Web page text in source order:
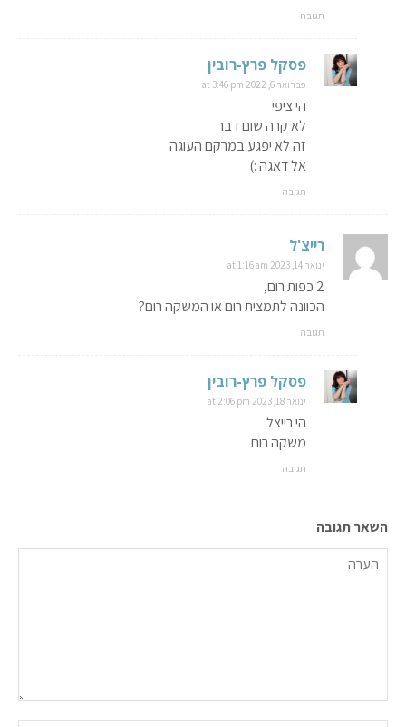
תגובה
פסקל פרץ-רובין
פברואר 6, 2022 at 3:46 pm
הי ציפי
לא קרה שום דבר
זה לא יפגע במרקם העוגה
אל דאגה :)
תגובה
רייצ'ל
ינואר 14, 2023 at 1:16 am
2 כפות רום,
הכוונה לתמצית רום או המשקה רום?
תגובה
פסקל פרץ-רובין
ינואר 18, 2023 at 2:06 pm
הי רייצל
משקה רום
תגובה
השאר תגובה